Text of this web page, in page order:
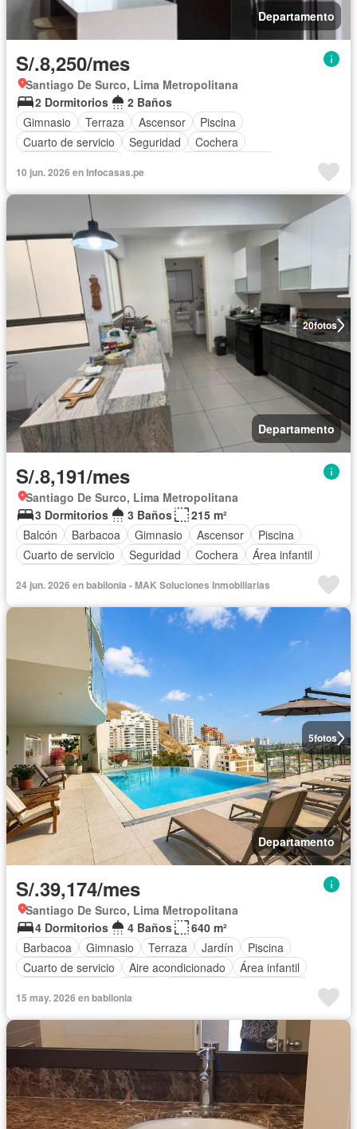
Departamento
S/.8,250/mes
Santiago De Surco, Lima Metropolitana
2 Dormitorios
2 Baños
Gimnasio
Terraza Ascensor
Piscina
Cuarto de servicio
Seguridad
Cochera
Completamente amoblado
10 jun. 2026 en Infocasas.pe
20fotos
Departamento
S/.8,191/mes
Santiago De Surco, Lima Metropolitana
3 Dormitorios
3 Baños
215 m²
Balcón
Barbacoa Gimnasio Ascensor
Piscina
Cuarto de servicio
Seguridad Cochera
Área infantil
24 jun. 2026 en babilonia - MAK Soluciones Inmobiliarias
5fotos
Departamento
S/.39,174/mes
Santiago De Surco, Lima Metropolitana
4 Dormitorios
4 Baños
640 m²
Barbacoa
Gimnasio Terraza Jardín
Piscina
Cuarto de servicio
Aire acondicionado
Área infantil
15 may. 2026 en babilonia